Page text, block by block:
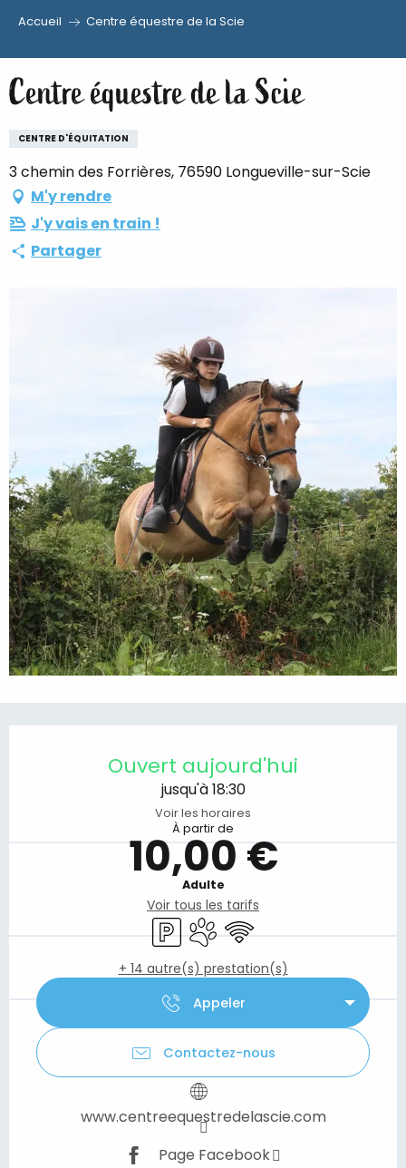
au
contenu
principal
Accueil Centre équestre de la Scie
Centre équestre de la Scie
CENTRE D'ÉQUITATION
3 chemin des Forrières, 76590 Longueville-sur-Scie
M'y rendre
J'y vais en train !
Partager
Ouvert aujourd'hui
jusqu'à 18:30
Voir les horaires
À partir de
10,00 €
Adulte
Voir tous les tarifs
ParkingAnimaux acceptés
WiFi
+ 14 autre(s) prestation(s)
Appeler
Contactez-nous
www.centreequestredelascie.com
Page Facebook